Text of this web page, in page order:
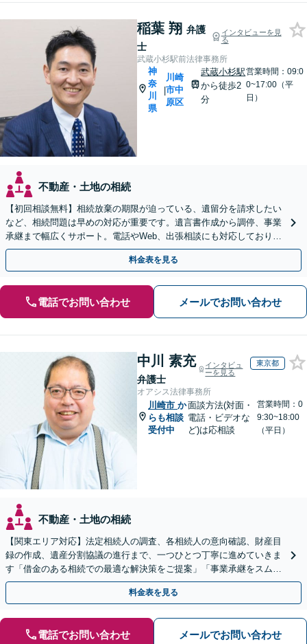
稲葉 翔 弁護
士
インタビューを見
る
武蔵小杉駅前法律事務所
神
奈
川
県
|
川崎
市中
原区
武蔵小杉駅
から徒歩2
分
営業時間：09:0
0~17:00（平
日）
不動産・土地の相続
【初回相談無料】相続放棄の期限が迫っている、遺留分を請求したい
など、相続問題は早めの対応が重要です。遺言書作成から調停、事業
承継まで幅広くサポート。電話やWeb、出張相談にも対応しておりま
す。実績豊富な当事務所へ今すぐご連絡ください。
料金表を見る
電話でお問い合わせ メールでお問い合わせ
中川 素充
弁護士
インタビュ
ーを見る
東京都
オアシス法律事務所
川崎市 か
らも相談
受付中
面談方法(対面・
電話・ビデオな
ど)は応相談
営業時間：0
9:30~18:00
（平日）
不動産・土地の相続
【関東エリア対応】法定相続人の調査、各相続人の意向確認、財産目
録の作成、遺産分割協議の進行まで、一つひとつ丁寧に進めていきま
す「借金のある相続での最適な解決策をご提案」「事業承継をスムー
ズに進めるサポート／業種特有の課題にも柔軟に対応」
料金表を見る
電話でお問い合わせ メールでお問い合わせ